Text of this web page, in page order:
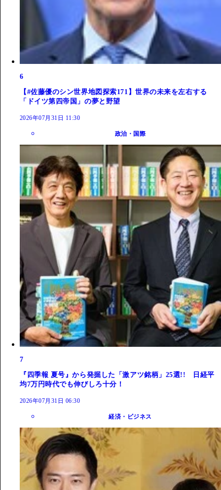
6
【#佐藤優のシン世界地図探索171】世界の未来を左右する
「ドイツ第四帝国」の夢と野望
2026年07月31日 11:30
政治・国際
7
『四季報 夏号』から発掘した「激アツ銘柄」25選!! 日経平
均7万円時代でも伸びしろ十分！
2026年07月31日 06:30
経済・ビジネス